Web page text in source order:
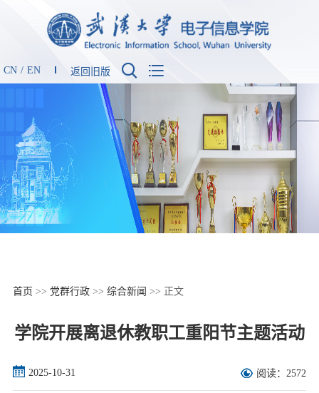
CN / EN 返回旧版  
首页 >> 党群行政>> 综合新闻 >> 正文
学院开展离退休教职工重阳节主题活动
2025-10-31 阅读：2572